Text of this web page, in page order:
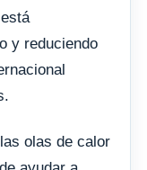
y reduciendo
olas de calor